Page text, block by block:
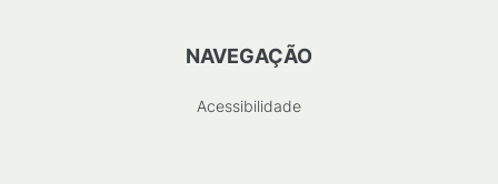
NAVEGAÇÃO
Acessibilidade